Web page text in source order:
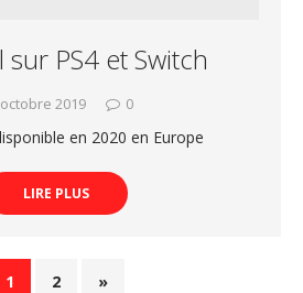
sur PS4 et Switch
2019 0
en 2020 en Europe
LIRE PLUS
1 2 »